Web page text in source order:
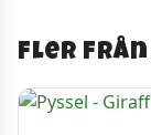
Fler från